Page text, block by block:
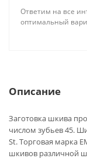
Ответим на все
оптимальный
Описание
Заготовка шкива
числом зубьев 45.
St. Торговая марка
шкивов различной